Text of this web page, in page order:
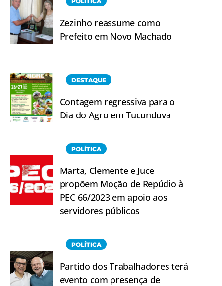
Zezinho reassume como
Prefeito em Novo Machado
DESTAQUE
Contagem regressiva para o
Dia do Agro em Tucunduva
POLÍTICA
Marta, Clemente e Juce
propõem Moção de Repúdio à
PEC 66/2023 em apoio aos
servidores públicos
POLÍTICA
Partido dos Trabalhadores terá
evento com presença de